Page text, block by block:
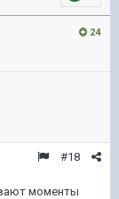
24
#18
моменты